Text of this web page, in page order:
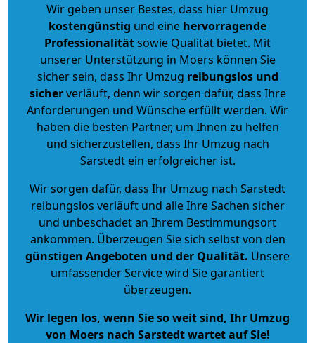
Wir geben unser Bestes, dass hier Umzug
kostengünstig und eine hervorragende
Professionalitätsowie Qualität bietet. Mit
unserer Unterstützung in Moers können Sie
sicher sein, dass Ihr Umzug reibungslos und
sicherverläuft, denn wir sorgen dafür, dass Ihre
Anforderungen und Wünsche erfüllt werden. Wir
haben die besten Partner, um Ihnen zu helfen
und sicherzustellen, dass Ihr Umzug nach
Sarstedt ein erfolgreicher ist.
Wir sorgen dafür, dass Ihr Umzug nach Sarstedt
reibungslos verläuft und alle Ihre Sachen sicher
und unbeschadet an Ihrem Bestimmungsort
ankommen. Überzeugen Sie sich selbst von den
günstigen Angeboten und der Qualität. Unsere
umfassender Service wird Sie garantiert
überzeugen.
Wir legen los, wenn Sie so weit sind, Ihr Umzug
von Moers nach Sarstedt wartet auf Sie!